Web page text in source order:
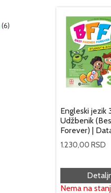
Engleski jezik
Udžbenik
Forever) |
1.230,00 RSD
Nema na
(6)